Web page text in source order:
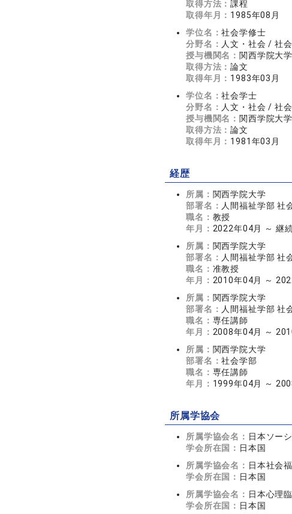
取得方法：課程
取得年月： 1985年08月
学位名：社会学修士
分野名： 人文・社会 / 社
授与機関名： 関西学院大学
取得方法：論文
取得年月： 1983年03月
学位名：社会学士
分野名： 人文・社会 / 社
授与機関名： 関西学院大学
取得方法：論文
取得年月： 1981年03月
経歴
所属： 関西学院大学
部署名： 人間福祉学部 社
職名： 教授
年月： 2022年04月 ～ 継
所属： 関西学院大学
部署名： 人間福祉学部 社
職名： 准教授
年月： 2010年04月 ～
所属： 関西学院大学
部署名： 人間福祉学部 社
職名： 専任講師
年月： 2008年04月 ～
所属： 関西学院大学
部署名：社会学部
職名： 専任講師
年月： 1999年04月 ～
所属学協会
所属学協会名： 日本ソー
学会所在国： 日本国
所属学協会名： 日本社会
学会所在国： 日本国
所属学協会名： 日本心理
学会所在国： 日本国